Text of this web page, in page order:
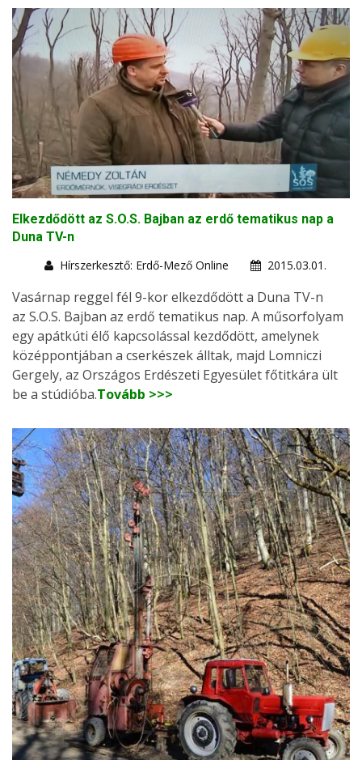
Elkezdődött az S.O.S. Bajban az erdő tematikus nap a
Duna TV-n
Hírszerkesztő: Erdő-Mező Online
2015.03.01.
Vasárnap reggel fél 9-kor elkezdődött a Duna TV-n
az S.O.S. Bajban az erdő tematikus nap. A műsorfolyam
egy apátkúti élő kapcsolással kezdődött, amelynek
középpontjában a cserkészek álltak, majd Lomniczi
Gergely, az Országos Erdészeti Egyesület főtitkára ült
be a stúdióba.Tovább >>>